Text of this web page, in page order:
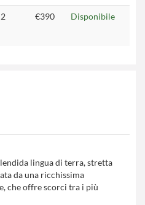
2 €390 Disponibile
lingua di terra, stretta
da una ricchissima
che offre scorci tra i più